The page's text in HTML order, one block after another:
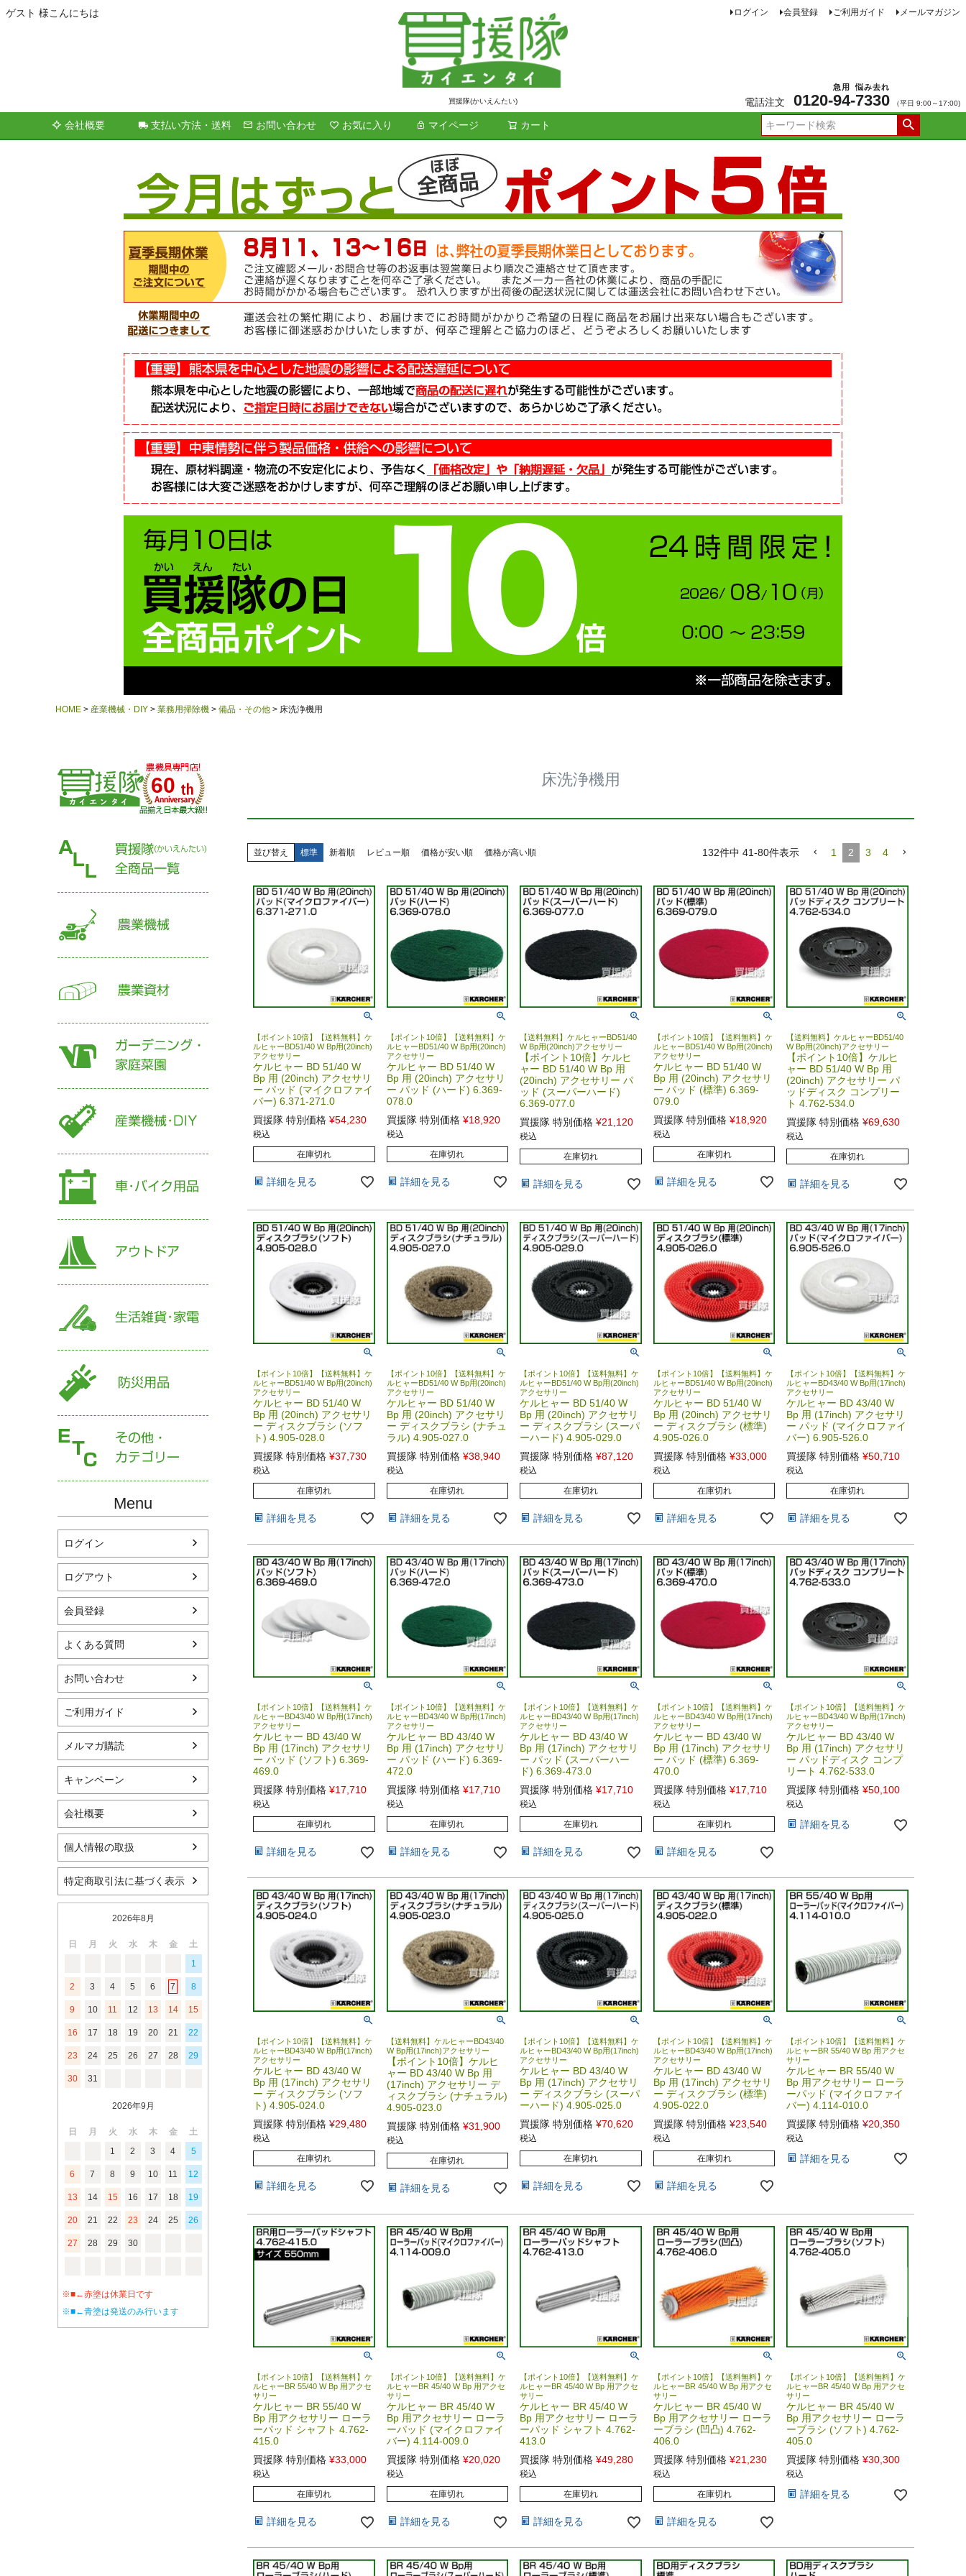
ゲスト 様こんにちは
買援隊(かいえんたい)
ログイン 会員登録 ご利用ガイド メールマガジン
電話注文 0120-94
急用
-7330
悩み去れ
（平日 9:00～17:00)
会社概要 支払い方法・送料 お問い合わせ お気に入り マイページ カート
検索
HOME 産業機械・DIY 業務用掃除機 備品・その他 床洗浄機用
60
Menu
ログイン
ログアウト
会員登録
よくある質問
お問い合わせ
ご利用ガイド
メルマガ購読
キャンペーン
会社概要
個人情報の取扱
特定商取引法に基づく表示
2026年8月
日 月 火 水 木 金
土
1
2 3 4 5 6 7 8
9 10 11 12 13 14 15
16 17 18 19 20 21 22
23 24 25 26 27 28 29
30 31
2026年9月
日 月 火 水 木 金
土
1
2 3 4 5
6 7 8 9 10 11 12
13 14 15 16 17 18 19
20 21 22 23 24 25 26
27 28 29 30
※■←赤塗は休業日です
※■←青塗は発送のみ行います
床洗浄機用
並び替え 標準 新着順 レビュー順 価格が安い順 価格が高い順 132件中 41-80件表示 1 2 3 4
【ポイント10倍】【送料無料】ケ
ルヒャーBD51/40 W Bp用(20inch)
アクセサリー
ケルヒャー BD 51/40 W
Bp 用 (20inch) アクセサリ
ー パッド (マイクロファイ
バー) 6.371-271.0
買援隊 特別価格 ¥54,230
税込
在庫切れ
詳細を見る
【ポイント10倍】【送料無料】ケ
ルヒャーBD51/40 W Bp用(20inch)
アクセサリー
ケルヒャー BD 51/40 W
Bp 用 (20inch) アクセサリ
ー パッド (ハード) 6.369-
078.0
買援隊 特別価格 ¥18,920
税込
在庫切れ
詳細を見る
【送料無料】ケルヒャーBD51/40
W Bp用(20inch)アクセサリー
【ポイント10倍】ケルヒ
ャー BD 51/40 W Bp 用
(20inch) アクセサリー パ
ッド (スーパーハード)
6.369-077.0
買援隊 特別価格 ¥21,120
税込
在庫切れ
詳細を見る
【ポイント10倍】【送料無料】ケ
ルヒャーBD51/40 W Bp用(20inch)
アクセサリー
ケルヒャー BD 51/40 W
Bp 用 (20inch) アクセサリ
ー パッド (標準) 6.369-
079.0
買援隊 特別価格 ¥18,920
税込
在庫切れ
詳細を見る
【送料無料】ケルヒャーBD51/40
W Bp用(20inch)アクセサリー
【ポイント10倍】ケルヒ
ャー BD 51/40 W Bp 用
(20inch) アクセサリー パ
ッドディスク コンプリー
ト 4.762-534.0
買援隊 特別価格 ¥69,630
税込
在庫切れ
詳細を見る
【ポイント10倍】【送料無料】ケ
ルヒャーBD51/40 W Bp用(20inch)
アクセサリー
ケルヒャー BD 51/40 W
Bp 用 (20inch) アクセサリ
ー ディスクブラシ (ソフ
ト) 4.905-028.0
買援隊 特別価格 ¥37,730
税込
在庫切れ
詳細を見る
【ポイント10倍】【送料無料】ケ
ルヒャーBD51/40 W Bp用(20inch)
アクセサリー
ケルヒャー BD 51/40 W
Bp 用 (20inch) アクセサリ
ー ディスクブラシ (ナチュ
ラル) 4.905-027.0
買援隊 特別価格 ¥38,940
税込
在庫切れ
詳細を見る
【ポイント10倍】【送料無料】ケ
ルヒャーBD51/40 W Bp用(20inch)
アクセサリー
ケルヒャー BD 51/40 W
Bp 用 (20inch) アクセサリ
ー ディスクブラシ (スーパ
ーハード) 4.905-029.0
買援隊 特別価格 ¥87,120
税込
在庫切れ
詳細を見る
【ポイント10倍】【送料無料】ケ
ルヒャーBD51/40 W Bp用(20inch)
アクセサリー
ケルヒャー BD 51/40 W
Bp 用 (20inch) アクセサリ
ー ディスクブラシ (標準)
4.905-026.0
買援隊 特別価格 ¥33,000
税込
在庫切れ
詳細を見る
【ポイント10倍】【送料無料】ケ
ルヒャーBD43/40 W Bp用(17inch)
アクセサリー
ケルヒャー BD 43/40 W
Bp 用 (17inch) アクセサリ
ー パッド (マイクロファイ
バー) 6.905-526.0
買援隊 特別価格 ¥50,710
税込
在庫切れ
詳細を見る
【ポイント10倍】【送料無料】ケ
ルヒャーBD43/40 W Bp用(17inch)
アクセサリー
ケルヒャー BD 43/40 W
Bp 用 (17inch) アクセサリ
ー パッド (ソフト) 6.369-
469.0
買援隊 特別価格 ¥17,710
税込
在庫切れ
詳細を見る
【ポイント10倍】【送料無料】ケ
ルヒャーBD43/40 W Bp用(17inch)
アクセサリー
ケルヒャー BD 43/40 W
Bp 用 (17inch) アクセサリ
ー パッド (ハード) 6.369-
472.0
買援隊 特別価格 ¥17,710
税込
在庫切れ
詳細を見る
【ポイント10倍】【送料無料】ケ
ルヒャーBD43/40 W Bp用(17inch)
アクセサリー
ケルヒャー BD 43/40 W
Bp 用 (17inch) アクセサリ
ー パッド (スーパーハー
ド) 6.369-473.0
買援隊 特別価格 ¥17,710
税込
在庫切れ
詳細を見る
【ポイント10倍】【送料無料】ケ
ルヒャーBD43/40 W Bp用(17inch)
アクセサリー
ケルヒャー BD 43/40 W
Bp 用 (17inch) アクセサリ
ー パッド (標準) 6.369-
470.0
買援隊 特別価格 ¥17,710
税込
在庫切れ
詳細を見る
【ポイント10倍】【送料無料】ケ
ルヒャーBD43/40 W Bp用(17inch)
アクセサリー
ケルヒャー BD 43/40 W
Bp 用 (17inch) アクセサリ
ー パッドディスク コンプ
リート 4.762-533.0
買援隊 特別価格 ¥50,100
税込
詳細を見る
【ポイント10倍】【送料無料】ケ
ルヒャーBD43/40 W Bp用(17inch)
アクセサリー
ケルヒャー BD 43/40 W
Bp 用 (17inch) アクセサリ
ー ディスクブラシ (ソフ
ト) 4.905-024.0
買援隊 特別価格 ¥29,480
税込
在庫切れ
詳細を見る
【送料無料】ケルヒャーBD43/40
W Bp用(17inch)アクセサリー
【ポイント10倍】ケルヒ
ャー BD 43/40 W Bp 用
(17inch) アクセサリー デ
ィスクブラシ (ナチュラル)
4.905-023.0
買援隊 特別価格 ¥31,900
税込
在庫切れ
詳細を見る
【ポイント10倍】【送料無料】ケ
ルヒャーBD43/40 W Bp用(17inch)
アクセサリー
ケルヒャー BD 43/40 W
Bp 用 (17inch) アクセサリ
ー ディスクブラシ (スーパ
ーハード) 4.905-025.0
買援隊 特別価格 ¥70,620
税込
在庫切れ
詳細を見る
【ポイント10倍】【送料無料】ケ
ルヒャーBD43/40 W Bp用(17inch)
アクセサリー
ケルヒャー BD 43/40 W
Bp 用 (17inch) アクセサリ
ー ディスクブラシ (標準)
4.905-022.0
買援隊 特別価格 ¥23,540
税込
在庫切れ
詳細を見る
【ポイント10倍】【送料無料】ケ
ルヒャーBR 55/40 W Bp 用アクセ
サリー
ケルヒャー BR 55/40 W
Bp 用アクセサリー ローラ
ーパッド (マイクロファイ
バー) 4.114-010.0
買援隊 特別価格 ¥20,350
税込
詳細を見る
【ポイント10倍】【送料無料】ケ
ルヒャーBR 55/40 W Bp 用アクセ
サリー
ケルヒャー BR 55/40 W
Bp 用アクセサリー ローラ
ーパッド シャフト 4.762-
415.0
買援隊 特別価格 ¥33,000
税込
在庫切れ
詳細を見る
【ポイント10倍】【送料無料】ケ
ルヒャーBR 45/40 W Bp 用アクセ
サリー
ケルヒャー BR 45/40 W
Bp 用アクセサリー ローラ
ーパッド (マイクロファイ
バー) 4.114-009.0
買援隊 特別価格 ¥20,020
税込
在庫切れ
詳細を見る
【ポイント10倍】【送料無料】ケ
ルヒャーBR 45/40 W Bp 用アクセ
サリー
ケルヒャー BR 45/40 W
Bp 用アクセサリー ローラ
ーパッド シャフト 4.762-
413.0
買援隊 特別価格 ¥49,280
税込
在庫切れ
詳細を見る
【ポイント10倍】【送料無料】ケ
ルヒャーBR 45/40 W Bp 用アクセ
サリー
ケルヒャー BR 45/40 W
Bp 用アクセサリー ローラ
ーブラシ (凹凸) 4.762-
406.0
買援隊 特別価格 ¥21,230
税込
在庫切れ
詳細を見る
【ポイント10倍】【送料無料】ケ
ルヒャーBR 45/40 W Bp 用アクセ
サリー
ケルヒャー BR 45/40 W
Bp 用アクセサリー ローラ
ーブラシ (ソフト) 4.762-
405.0
買援隊 特別価格 ¥30,300
税込
詳細を見る